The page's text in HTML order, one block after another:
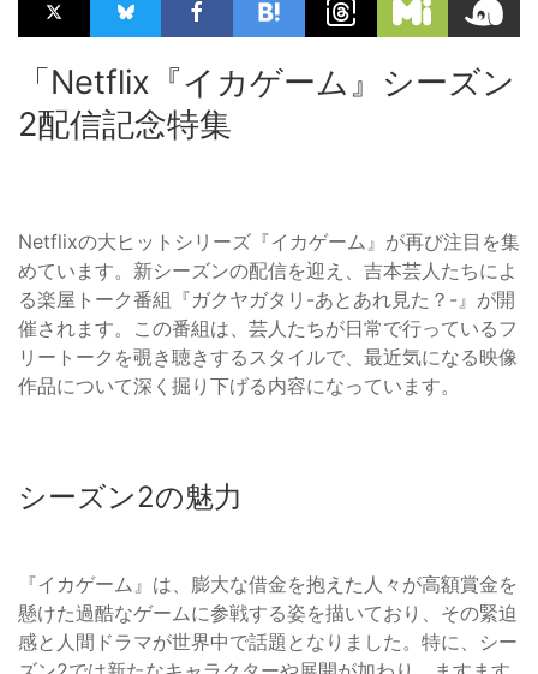
「Netflix『イカゲーム』シーズン
2配信記念特集
Netflixの大ヒットシリーズ『イカゲーム』が再び注目を集
めています。新シーズンの配信を迎え、吉本芸人たちによ
る楽屋トーク番組『ガクヤガタリ-あとあれ見た？-』が開
催されます。この番組は、芸人たちが日常で行っているフ
リートークを覗き聴きするスタイルで、最近気になる映像
作品について深く掘り下げる内容になっています。
シーズン2の魅力
『イカゲーム』は、膨大な借金を抱えた人々が高額賞金を
懸けた過酷なゲームに参戦する姿を描いており、その緊迫
感と人間ドラマが世界中で話題となりました。特に、シー